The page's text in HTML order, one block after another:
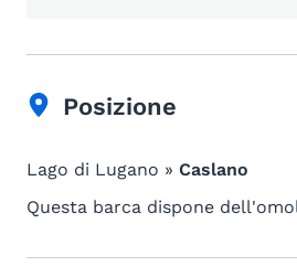
Posizione
Lago di Lugano » Caslano
Questa barca dispone